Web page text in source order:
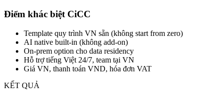
Điểm khác biệt CiCC
Template quy trình VN sẵn (không start from zero)
AI native built-in (không add-on)
On-prem option cho data residency
Hỗ trợ tiếng Việt 24/7, team tại VN
Giá VN, thanh toán VND, hóa đơn VAT
KẾT QUẢ